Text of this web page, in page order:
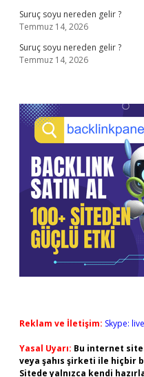
Suruç soyu nereden gelir ?
Temmuz 14, 2026
Suruç soyu nereden gelir ?
Temmuz 14, 2026
Reklam ve İletişim: Skype:
Yasal Uyarı: Bu internet
veya şahıs şirketi ile hiçbir
Sitede yalnızca kendi